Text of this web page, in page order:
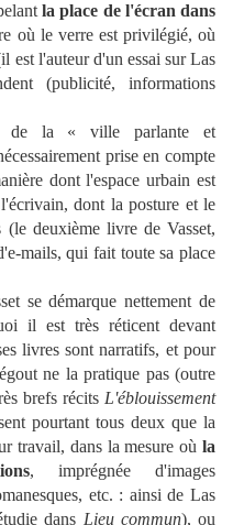
la place de l'écran dans
où le verre est privilégié, où
est l'auteur d'un essai sur Las
(publicité, informations
de la « ville parlante et
prise en compte
dont l'espace urbain est
dont la posture et le
deuxième livre de Vasset,
mails, qui fait toute sa place
se démarque nettement de
il est très réticent devant
livres sont narratifs, et pour
ne la pratique pas (outre
brefs récits L'éblouissement
pourtant tous deux que la
travail, dans la mesure où la
, imprégnée d'images
etc. : ainsi de Las
dans Lieu commun), ou